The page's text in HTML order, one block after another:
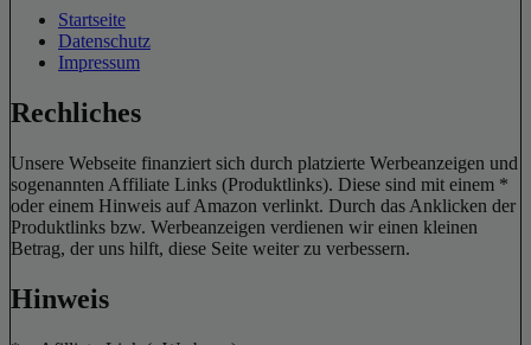
Startseite
Datenschutz
Impressum
Rechliches
Unsere Webseite finanziert sich durch platzierte Werbeanzeigen und
sogenannten Affiliate Links (Produktlinks). Diese sind mit einem *
oder einem Hinweis auf Amazon verlinkt. Durch das Anklicken der
Produktlinks bzw. Werbeanzeigen verdienen wir einen kleinen
Betrag, der uns hilft, diese Seite weiter zu verbessern.
Hinweis